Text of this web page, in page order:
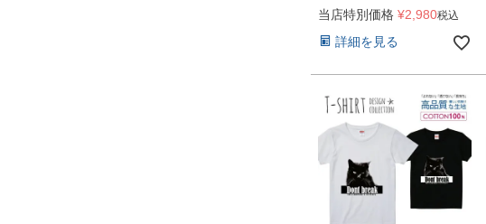
当店特別価格 ¥2,980税込
詳細を見る